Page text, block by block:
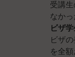
受講
なかっ
ビザ
ビザ
を全額